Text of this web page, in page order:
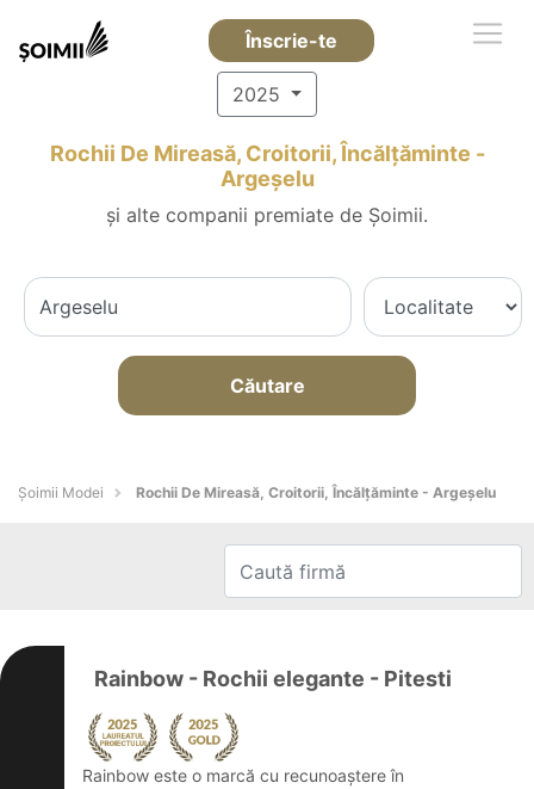
Înscrie-te
2025
Rochii De Mireasă, Croitorii, Încălțăminte -
Argeşelu
și alte companii premiate de Șoimii.
Căutare
Șoimii Modei Rochii De Mireasă, Croitorii, Încălțăminte - Argeşelu
Rainbow - Rochii elegante - Pitesti
Rainbow este o marcă cu recunoaștere în